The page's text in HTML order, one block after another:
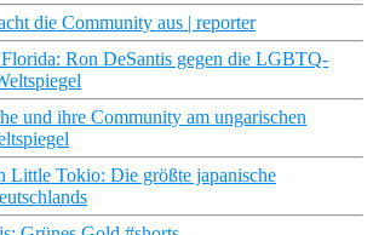
die Community aus | reporter
Ron DeSantis gegen die LGBTQ-
und ihre Community am ungarischen
Little Tokio: Die größte japanische